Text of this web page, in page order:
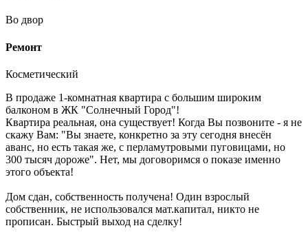
Во двор
Ремонт
Косметический
В продаже 1-комнатная квартира с большим широким
балконом в ЖК "Солнечный Город"!
Квартира реальная, она существует! Когда Вы позвоните - я не
скажу Вам: "Вы знаете, конкретно за эту сегодня внесён
аванс, но есть такая же, с перламутровыми пуговицами, но
300 тысяч дороже". Нет, мы договоримся о показе именно
этого объекта!
Дом сдан, собственность получена! Один взрослый
собственник, не использовался мат.капитал, никто не
прописан. Быстрый выход на сделку!